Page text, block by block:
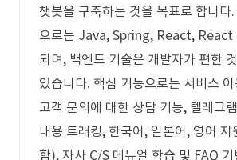
챗봇을 구축하는 것을 목표로 합니다
으로는 Java, Spring, React, React
되며, 백엔드 기술은 개발자가 편한
있습니다. 핵심 기능으로는 서비스
고객 문의에 대한 상담 기능, 텔레그
내용 트래킹, 한국어, 일본어, 영어 지
함), 자사 C/S 메뉴얼 학습 및 FAQ 기